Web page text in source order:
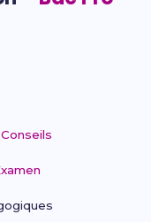
Conseils